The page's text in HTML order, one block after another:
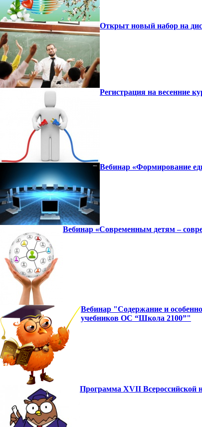
Открыт новый набор на
Регистрация на весенние
Вебинар «Формирование
Вебинар «Современным детям –
Вебинар "Содержание и
учебников ОС “Школа 2100”"
Программа XVII Всероссийской